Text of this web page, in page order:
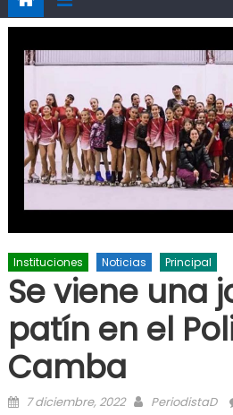
Instituciones Noticias Principal
Se viene una
patín en el
Camba
Posted on
7 diciembre, 2022 Author
PeriodistaD